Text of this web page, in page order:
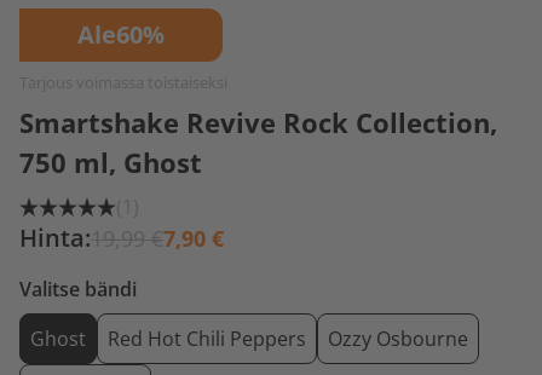
Ale60%
Tarjous voimassa toistaiseksi
Smartshake Revive Rock Collection,
750 ml, Ghost
(1)
Hinta:19,99 €7,90 €
Valitse bändi
Ghost
Red Hot Chili Peppers
Ozzy Osbourne